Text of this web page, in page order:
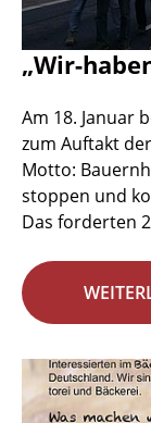
„Wir-
Am 18. Januar
zum Auftakt
Motto:
stoppen und
Das forderten